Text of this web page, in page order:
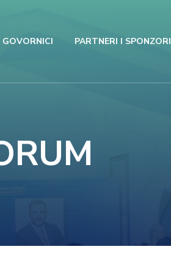
GOVORNICI PARTNERI I SPONZORI